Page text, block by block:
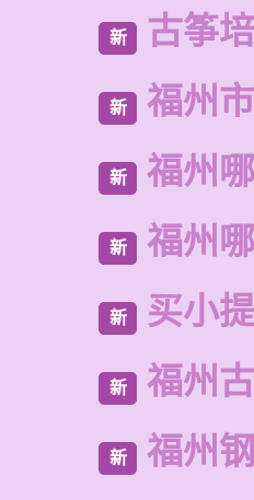
新 古筝
新 福州
新 福州
新 福州
新 买小
新 福州
新 福州